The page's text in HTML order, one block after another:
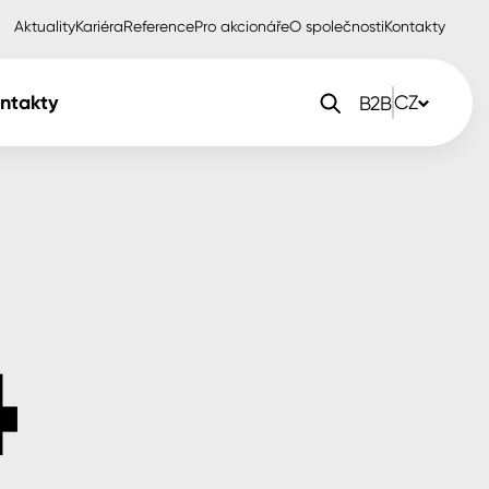
AktualityKariéraReferencePro akcionářeO společnostiKontakty
B2BCZ